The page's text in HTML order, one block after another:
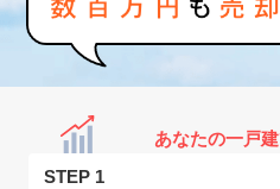
あなたの一戸
STEP 1
お問い合わせ